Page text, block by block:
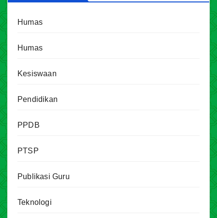
Humas
Humas
Kesiswaan
Pendidikan
PPDB
PTSP
Publikasi Guru
Teknologi